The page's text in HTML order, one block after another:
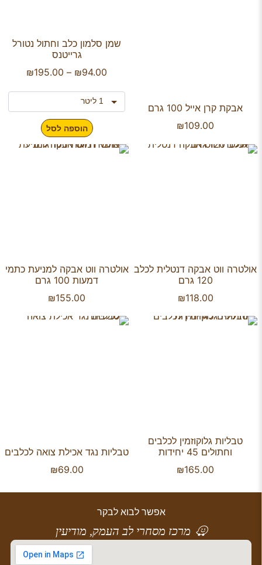
אבקת קרן אייל 100 גרם
₪109.00
שמן סלמון כלב וחתול נטורל
גרייטנס
₪94.00
–
₪195.00
הוספה לסל
אולטרה ווט אבקה דנטלית לכלב
120 גרם
₪118.00
אולטרה ווט אבקה למניעת כתמי
דמעות 100 גרם
₪155.00
טבליות גלוקוזמין לכלבים
וחתולים 45 יחידות
₪165.00
טבליות נגד אכילת צואה לכלבים
₪69.00
אפשר לבוא לבקר
מרכז מסחרי לב העמק, מודיעין